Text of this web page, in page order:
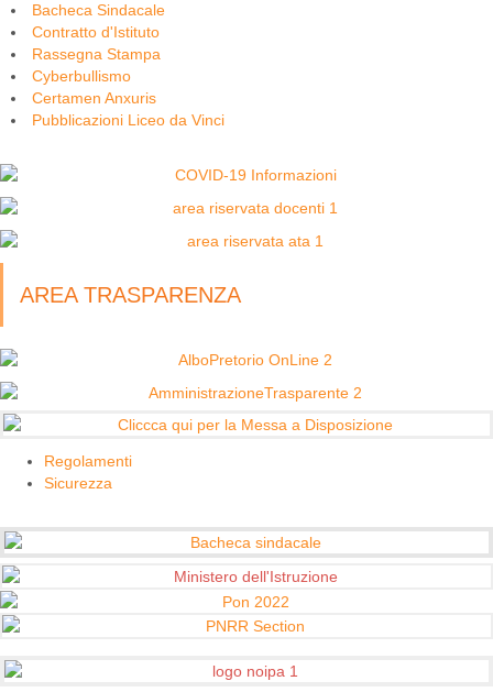
Bacheca Sindacale
Contratto d'Istituto
Rassegna Stampa
Cyberbullismo
Certamen Anxuris
Pubblicazioni Liceo da Vinci
AREA TRASPARENZA
Regolamenti
Sicurezza